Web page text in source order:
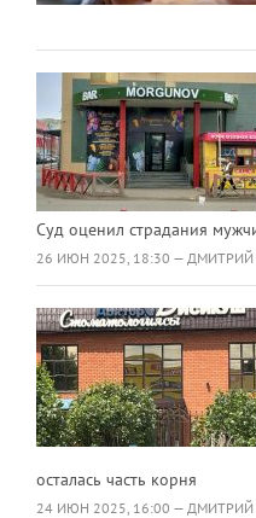
Суд оценил страдания
26 ИЮН 2025, 18:30 — ДМИТРИЙ
осталась часть корня
24 ИЮН 2025, 16:00 — ДМИТРИЙ